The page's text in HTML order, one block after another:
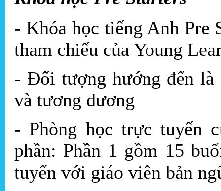
- Khóa học tiếng Anh Pre
tham chiếu của Young
- Đối tượng hướng đến
và tương đương
- Phòng học trực tuyến
phần: Phần 1 gồm 15
tuyến với giáo viên bản